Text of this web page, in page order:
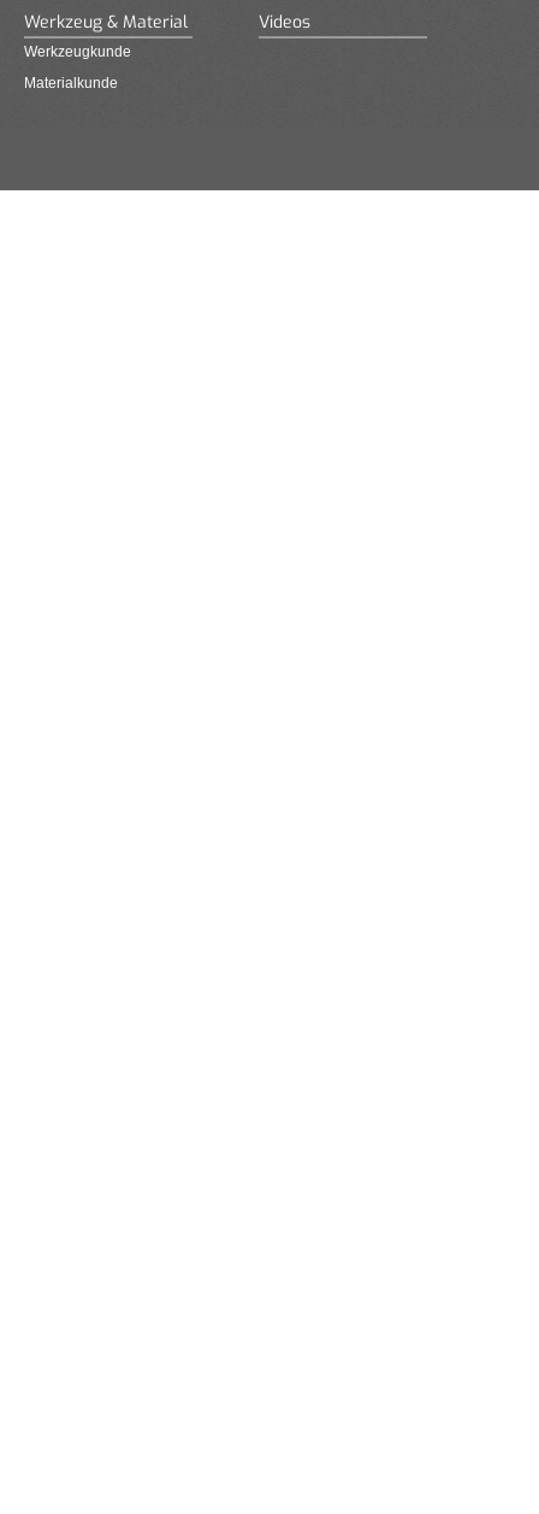
Werkzeug & Material
Werkzeugkunde
Materialkunde
Videos